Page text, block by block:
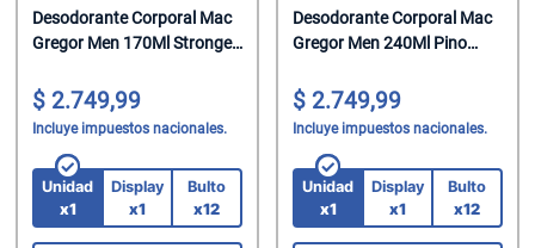
Desodorante Corporal Mac
Gregor Men 170Ml Stronger
2.749,99
Incluye impuestos nacionales.
Unidad
x1
Display
x1
Bulto
x12
Desodorante Corporal Mac
Gregor Men 240Ml Pino
2.749,99
Incluye impuestos nacionales.
Unidad
x1
Display
x1
Bulto
x12